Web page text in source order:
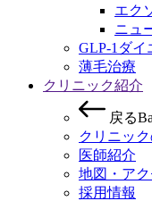
エク
ニュ
GLP-1ダイ
薄毛治療
クリニック紹介
戻るBa
クリニッ
医師紹介
地図・アク
採用情報